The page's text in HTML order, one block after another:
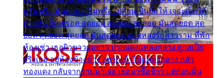
พรั่นพรือ มันตอบว่าไม่พรื่อ เปลี่ยนเป็นยิ้มให้ เจอะเด็กใต้
ด้วยกัน ก็เลยรอด สุดยอด สุดยอด สุดยอด มันสุดยอด สุด
ยอด สุดยอด สุดยอด มันสุดยอด แอบหลงรักสาวราม ที่พัก
ห้องเช่า เธอผิวขาวผมยาว ปากแดงแหลงกลาง ถูกสเป็ก
จริงเธอ อยู่ห้องข้างข้าง อยากเข้าไปแหลงกลาง กลัว
ทองแดง กลับจากรามมาเจอ เธอมาซื้อข้าว แต่ก่อนนั้น